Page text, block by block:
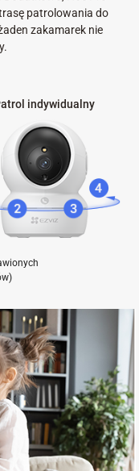
patrolowania do
zakamarek nie
indywidualny